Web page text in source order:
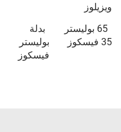
ويزيلوز
65 بوليستر
35 فيسكوز
بدلة
بوليستر
فيسكوز